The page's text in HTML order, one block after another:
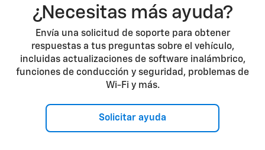
¿Necesitas más ayuda?
Envía una solicitud de soporte para obtener
respuestas a tus preguntas sobre el vehículo,
incluidas actualizaciones de software inalámbrico,
funciones de conducción y seguridad, problemas de
Wi-Fi y más.
Solicitar ayuda